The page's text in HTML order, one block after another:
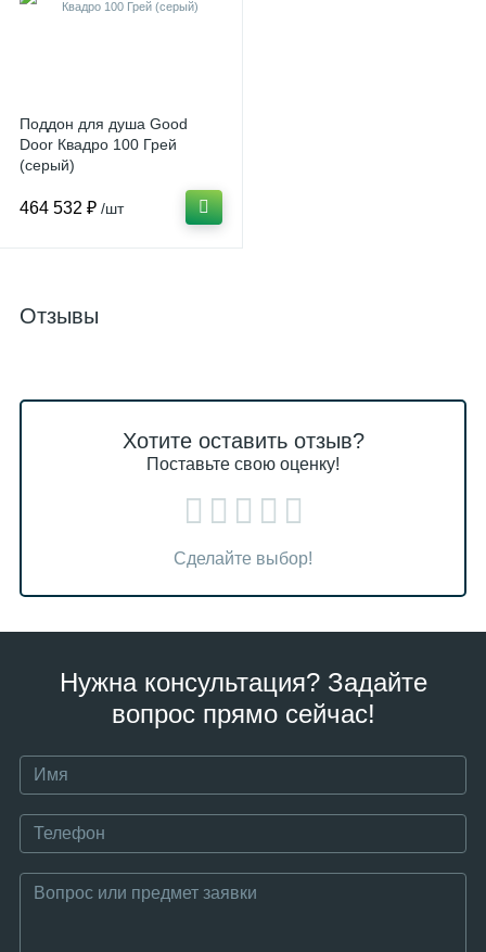
Поддон для душа Good
Door Квадро 100 Грей
(серый)
464 532 ₽ /шт
Отзывы
Хотите оставить отзыв?
Поставьте свою оценку!
Сделайте выбор!
Нужна консультация? Задайте
вопрос прямо сейчас!